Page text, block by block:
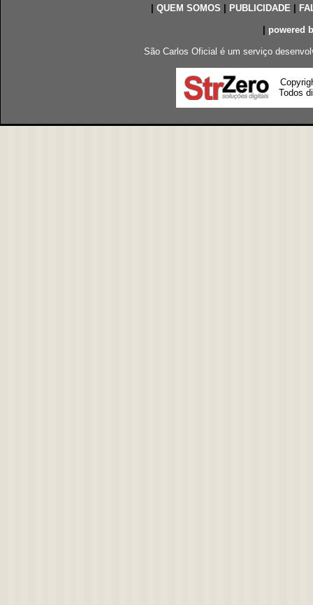
QUEM SOMOS PUBLICIDADE|
powered
São Carlos Oficial é um serviço
Todos